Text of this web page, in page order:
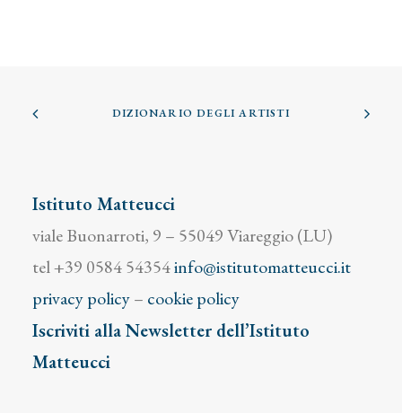
DIZIONARIO DEGLI ARTISTI
Istituto Matteucci
viale Buonarroti, 9 – 55049 Viareggio (LU)
tel +39 0584 54354info@istitutomatteucci.it
privacy policy– cookie policy
Iscriviti alla Newsletter dell’Istituto
Matteucci